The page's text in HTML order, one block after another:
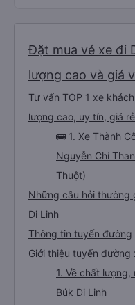
Đặt mua vé xe đi
lượng cao và giá
Tư vấn TOP 1 xe
lượng cao, uy tín, giá
🚌 1. Xe Thành
Nguyễn Chí
Thuột)
Những câu hỏi thường
Di Linh
Thông tin tuyến đường
Giới thiệu tuyến đường
1. Về chất
Búk Di Linh